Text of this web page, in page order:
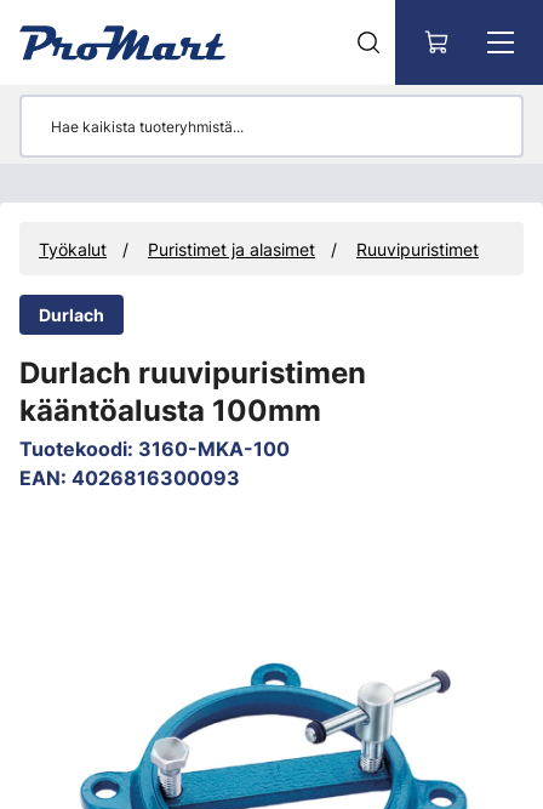
Työkalut Puristimet ja alasimet Ruuvipuristimet
Durlach
Durlach ruuvipuristimen
kääntöalusta 100mm
Tuotekoodi: 3160-MKA-100
EAN: 4026816300093